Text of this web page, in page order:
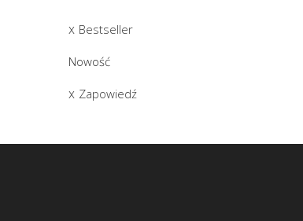
Bestseller
Nowość
Zapowiedź